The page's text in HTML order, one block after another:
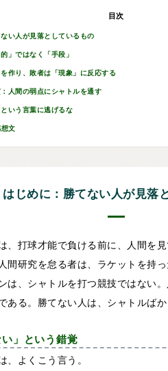
目次
い人が見落としているもの
」ではなく「手段」
作り、敗者は「現象」に反応する
人間の弱点にシャトルを通す
いう言葉に逃げるな
文
はじめに：勝てない人が見落
、打球才能で負ける前に、人間を見
間研究を怠る者は、ラケットを持っ
は、シャトルを打つ競技ではない
ある。勝てない人は、シャトルば
い」という錯覚
、よくこう言う。